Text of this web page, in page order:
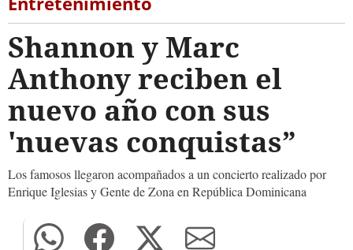
Shannon y Marc
Anthony reciben el
nuevo año con sus
'nuevas conquistas”
Los famosos llegaron acompañados a un concierto realizado por
Enrique Iglesias y Gente de Zona en República Dominicana